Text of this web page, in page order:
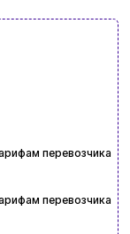
перевозчика
перевозчика